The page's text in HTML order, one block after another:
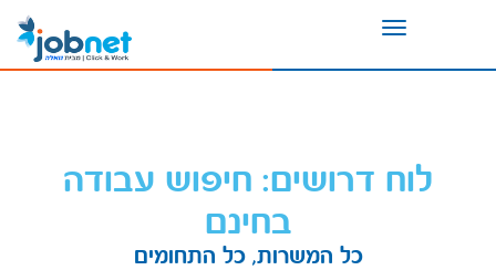
Toggle
לוח דרושים: חיפוש עבודה
בחינם
כל המשרות, כל התחומים